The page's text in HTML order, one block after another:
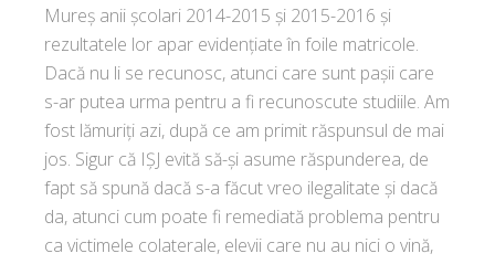
Mureș anii școlari 2014-2015 și 2015-2016 și
rezultatele lor apar evidențiate în foile matricole.
Dacă nu li se recunosc, atunci care sunt pașii care
s-ar putea urma pentru a fi recunoscute studiile. Am
fost lămuriți azi, după ce am primit răspunsul de mai
jos. Sigur că IȘJ evită să-și asume răspunderea, de
fapt să spună dacă s-a făcut vreo ilegalitate și dacă
da, atunci cum poate fi remediată problema pentru
ca victimele colaterale, elevii care nu au nici o vină,